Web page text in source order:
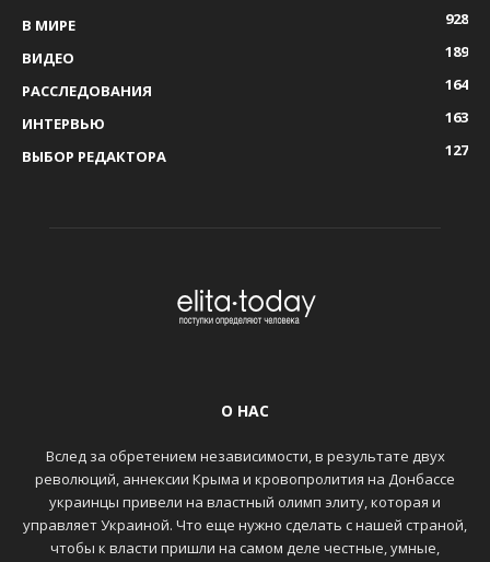
В МИРЕ
928
ВИДЕО
189
РАССЛЕДОВАНИЯ
164
ИНТЕРВЬЮ
163
ВЫБОР РЕДАКТОРА
127
О НАС
Вслед за обретением независимости, в результате двух
революций, аннексии Крыма и кровопролития на Донбассе
украинцы привели на властный олимп элиту, которая и
управляет Украиной. Что еще нужно сделать с нашей страной,
чтобы к власти пришли на самом деле честные, умные,